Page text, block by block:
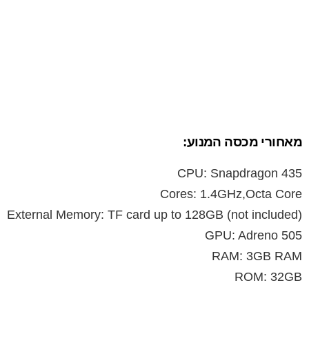
מאחורי מכסה המנוע:
CPU: Snapdragon 435
Cores: 1.4GHz,Octa Core
External Memory: TF card up to 128GB (not included)
GPU: Adreno 505
RAM: 3GB RAM
ROM: 32GB